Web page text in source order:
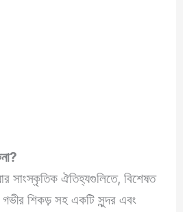
সাংস্কৃতিক ঐতিহ্যগুলিতে, বিশেষত
শিকড় সহ একটি সুন্দর এবং